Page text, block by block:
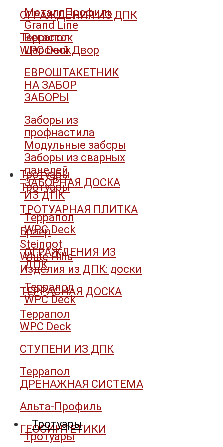
МеталлПрофиль
Grand Line
Вегасток
Царский Двор
ЕВРОШТАКЕТНИК
НА ЗАБОР
ЗАБОРЫ
Заборы из
профнастила
Модульные заборы
Заборы из сварных
панелей
ЗАБОРНАЯ ДОСКА
ИЗ ДПК
Террапол
WPC Deck
ОГРАЖДЕНИЯ ИЗ
ДПК
Террапол
WPC Deck
Тротуары
Тротуары
ОГРАЖДЕНИЯ ИЗ ДПК
Террапол
WPC Deck
Тротуары
Тротуары
ТРОТУАРНАЯ ПЛИТКА
Браер
Steingot
White Hills
Изделия из ДПК: доски
ТЕРРАСНАЯ ДОСКА
Террапол
WPC Deck
СТУПЕНИ ИЗ ДПК
Террапол
ДРЕНАЖНАЯ СИСТЕМА
Альта-Профиль
ГЕОСИНТЕТИКИ